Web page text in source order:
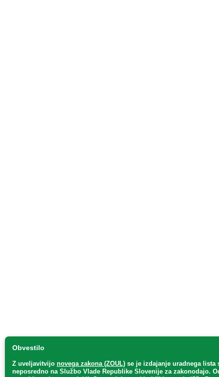
Obvestilo
Z uveljavitvijo novega zakona (ZOUL) se je izdajanje uradnega lista
neposredno na Službo Vlade Republike Slovenije za zakonodajo.